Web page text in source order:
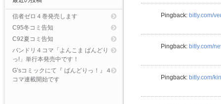
Pingback: bitly.com/
Pingback: bitly.com/
Pingback: bitly.com/
信者ゼロ４巻発売します
C95冬コミ告知
C92夏コミ告知
バンドリ４コマ「よんこま ばんどり
っ!」単行本発売中です！
G’sコミックにて『 ばんどりっ！』４
コマ連載開始です